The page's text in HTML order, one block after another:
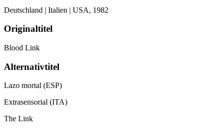
Deutschland | Italien | USA, 1982
Originaltitel
Blood Link
Alternativtitel
Lazo mortal (ESP)
Extrasensorial (ITA)
The Link